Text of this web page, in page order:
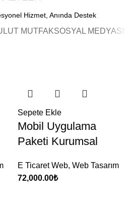
Hizmet, Anında Destek
MUTFAKSOSYAL MEDYA
Sepete Ekle
Mobil Uygulama
Paketi Kurumsal
E Ticaret Web, Web Tasarım
72,000.00₺